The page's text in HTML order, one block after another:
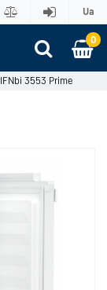
Ua
0
3553 Prime